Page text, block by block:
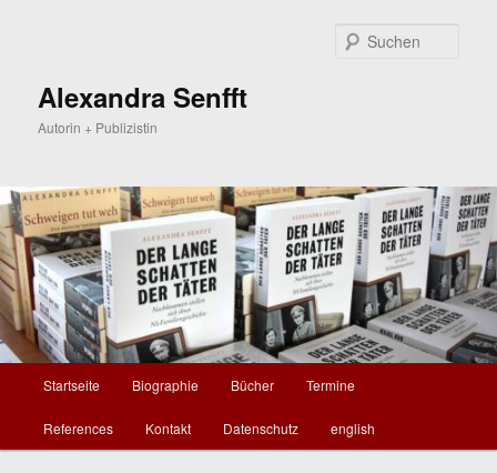
Alexandra Senfft
Autorin + Publizistin
Startseite Biographie Bücher Termine
References Kontakt Datenschutz english